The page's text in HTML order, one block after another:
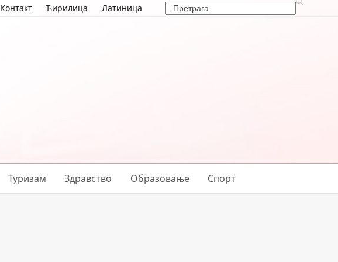
Контакт Ћирилица Латиница Search
Туризам Здравство Образовање Спорт